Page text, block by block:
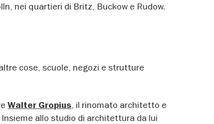
nei quartieri di Britz, Buckow e Rudow.
cose, scuole, negozi e strutture
Walter Gropius, il rinomato architetto e
allo studio di architettura da lui